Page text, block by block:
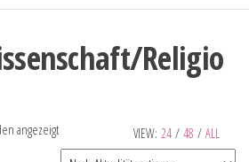
Religio
VIEW: 24 / 48 / ALL
angezeigt